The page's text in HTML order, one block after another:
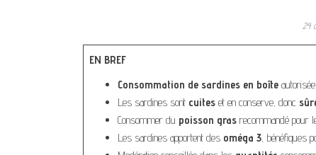
24
EN BREF
Consommation de sardines en boîte
Les sardines sont cuites et en conserve, donc
Consommer du poisson gras recommandé pour
Les sardines apportent des oméga 3 , bénéfiques